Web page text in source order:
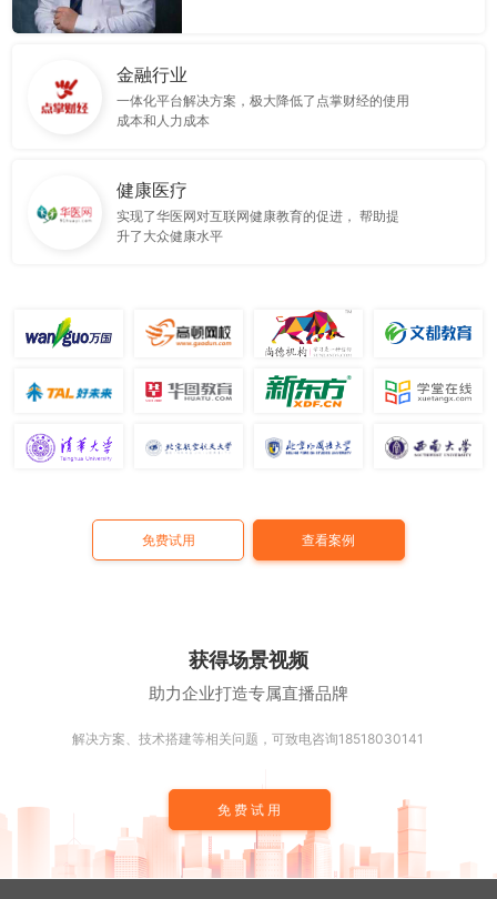
金融行业
一体化平台解决方案，极大降低了点掌财经的使用
成本和人力成本
健康医疗
实现了华医网对互联网健康教育的促进， 帮助提
升了大众健康水平
免费试用 查看案例
获得场景视频
助力企业打造专属直播品牌
解决方案、技术搭建等相关问题，可致电咨询18518030141
免费试用